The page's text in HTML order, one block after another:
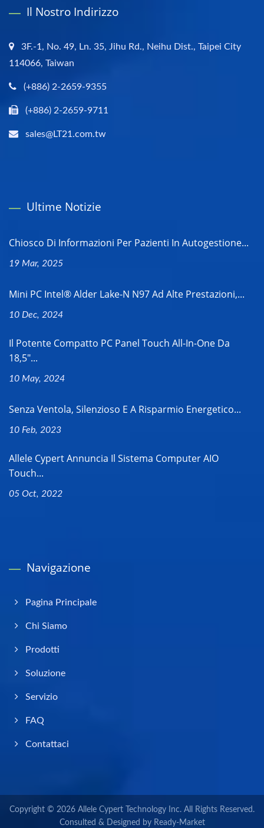
Il Nostro Indirizzo
3F.-1, No. 49, Ln. 35, Jihu Rd., Neihu Dist., Taipei City
114066, Taiwan
(+886) 2-2659-9355
(+886) 2-2659-9711
sales@LT21.com.tw
Ultime Notizie
Chiosco Di Informazioni Per Pazienti In Autogestione...
19 Mar, 2025
Mini PC Intel® Alder Lake-N N97 Ad Alte Prestazioni,...
10 Dec, 2024
Il Potente Compatto PC Panel Touch All-In-One Da
18,5"...
10 May, 2024
Senza Ventola, Silenzioso E A Risparmio Energetico...
10 Feb, 2023
Allele Cypert Annuncia Il Sistema Computer AIO
Touch...
05 Oct, 2022
Navigazione
Pagina Principale
Chi Siamo
Prodotti
Soluzione
Servizio
FAQ
Contattaci
Copyright © 2026 Allele Cypert Technology Inc. All Rights Reserved.
Consulted & Designed by Ready-Market